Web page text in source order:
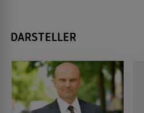
DARSTELLER